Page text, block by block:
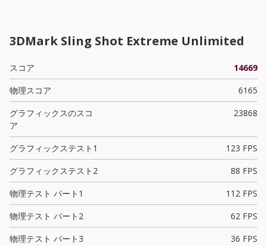
3DMark Sling Shot Extreme Unlimited
スコア
14669
物理スコア
6165
グラフィックスのスコ
ア
23868
グラフィックステスト1
123 FPS
グラフィックステスト2
88 FPS
物理テスト パート1
112 FPS
物理テスト パート2
62 FPS
物理テスト パート3
36 FPS